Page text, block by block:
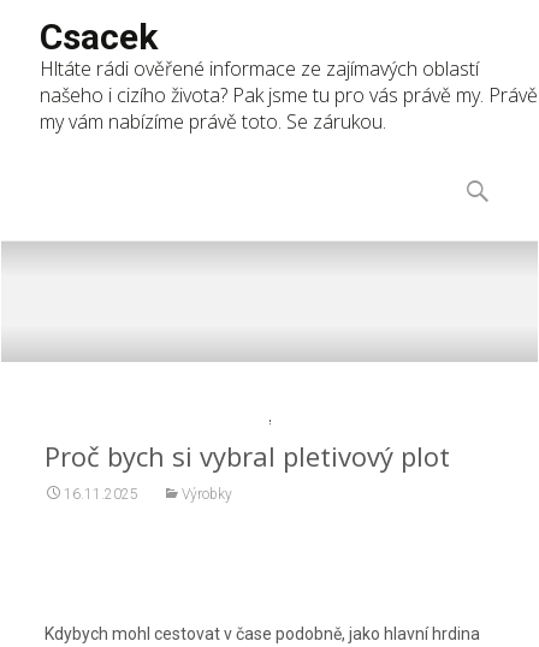
Csacek
Hltáte rádi ověřené informace ze zajímavých oblastí
našeho i cizího života? Pak jsme tu pro vás právě my. Právě
my vám nabízíme právě toto. Se zárukou.
to
content
Proč bych si vybral pletivový plot
16.11.2025 Výrobky
Kdybych mohl cestovat v čase podobně, jako hlavní hrdina